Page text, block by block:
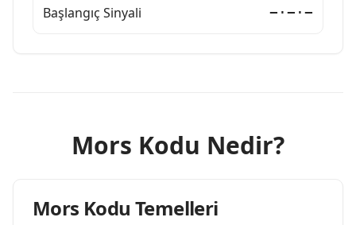
Başlangıç Sinyali −·−·−
Mors Kodu Nedir?
Mors Kodu Temelleri